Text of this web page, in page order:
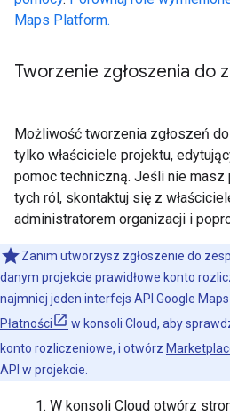
Maps Platform.
Tworzenie zgłoszenia do
Możliwość tworzenia zgłoszeń
tylko właściciele projektu,
pomoc techniczną. Jeśli nie masz
tych ról, skontaktuj się z
administratorem organizacji i
Zanim utworzysz zgłoszenie do
danym projekcie prawidłowe konto
najmniej jeden interfejs API Google
Płatności
w konsoli Cloud, aby
konto rozliczeniowe, i otwórz
API w projekcie.
W konsoli Cloud otwórz